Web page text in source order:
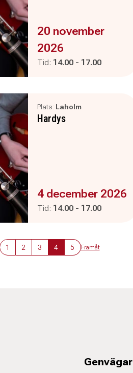
Evenemanget är :
20 november
2026
Tid: Pågår mellan
14.00 - och
17.00
Plats: Laholm
Hardys
Evenemanget är :
4 december 2026
Tid: Pågår mellan
14.00 - och
17.00
1 2 3 4 5 Framåt
Genvägar